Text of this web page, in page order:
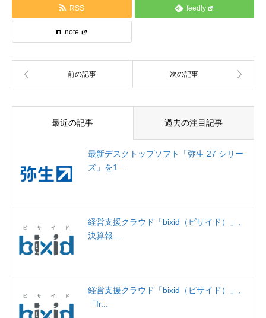
RSS feedly
note
最近の記事 過去の注目記事
最新デスクトップソフト「弥生 27 シリー
ズ」を1...
経営支援クラウド「bixid（ビサイド）」、
決算報...
経営支援クラウド「bixid（ビサイド）」、
「fr...